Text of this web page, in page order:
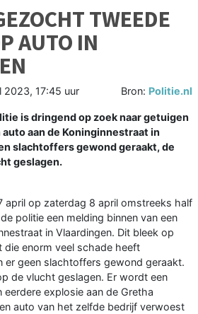
TWEEDE
AUTO IN
2023, 17:45 uur Bron: Politie.nl
is dringend op zoek naar getuigen
aan de Koninginnestraat in
slachtoffers gewond geraakt, de
geslagen.
april op zaterdag 8 april omstreeks half
politie een melding binnen van een
in Vlaardingen. Dit bleek op
die enorm veel schade heeft
er geen slachtoffers gewond geraakt.
de vlucht geslagen. Er wordt een
explosie aan de Gretha
auto van het zelfde bedrijf verwoest